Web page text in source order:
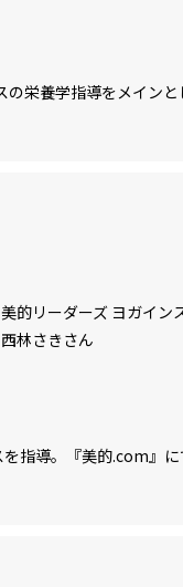
栄養学指導をメイン
美的リーダーズ ヨガイン
西林さきさん
指導。『美的.com』